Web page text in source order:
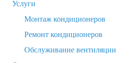
Услуги
Монтаж кондиционеров
Ремонт кондиционеров
Обслуживание вентиляции